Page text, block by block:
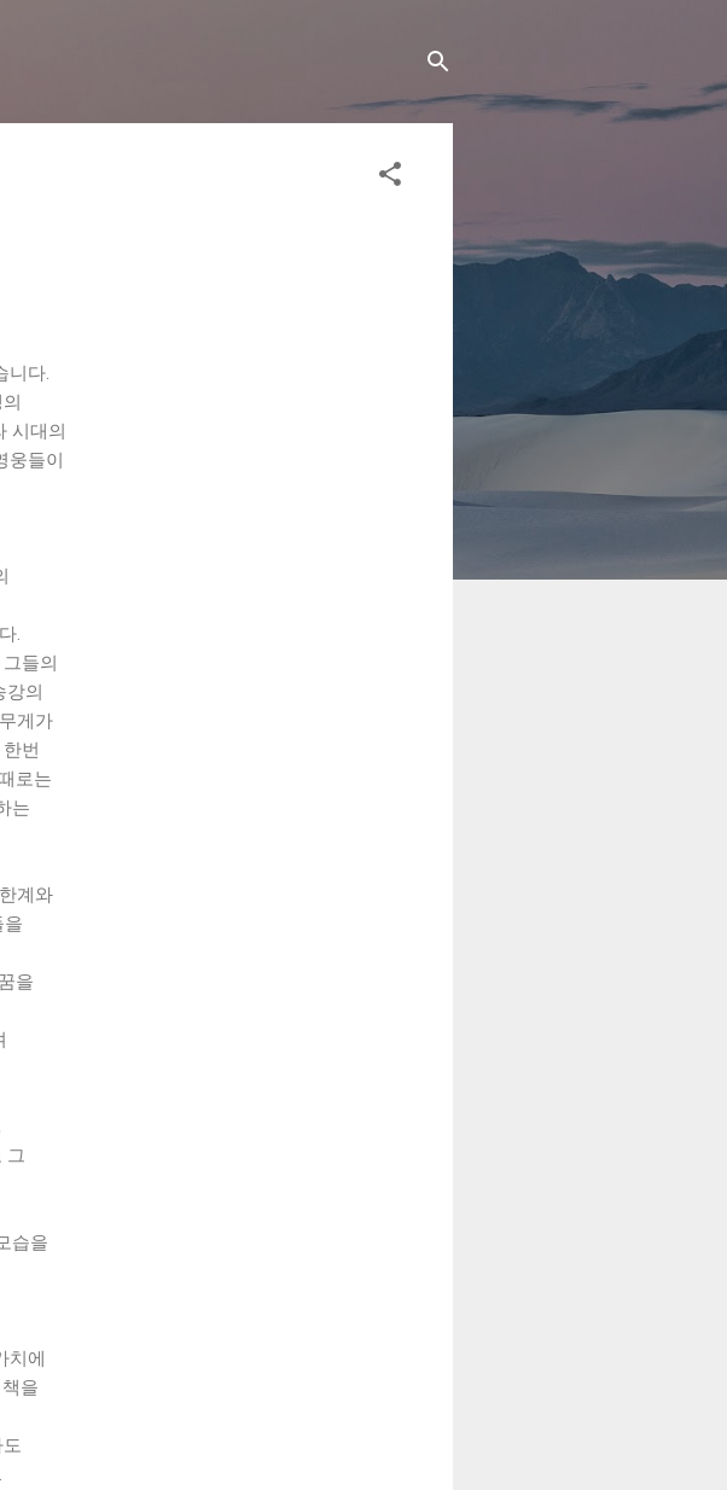
니다.
시대의
웅들이
.
들의
강의
게가
번
로는
는
계와
을
을
그
습을
치에
을